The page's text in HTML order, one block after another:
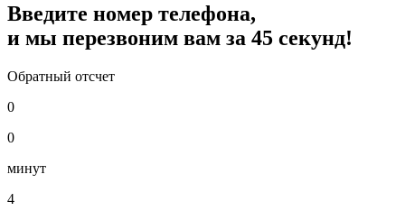
Введите номер телефона,
и мы перезвоним вам за 45 секунд!
Обратный отсчет
0
0
минут
4